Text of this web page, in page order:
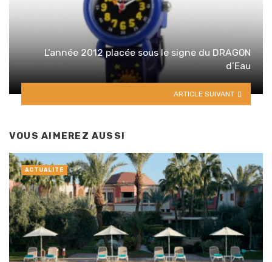
L’année 2012 placée sous le signe du DRAGON
d’Eau
ARTICLE SUIVANT
VOUS AIMEREZ AUSSI
ACTUALITÉ